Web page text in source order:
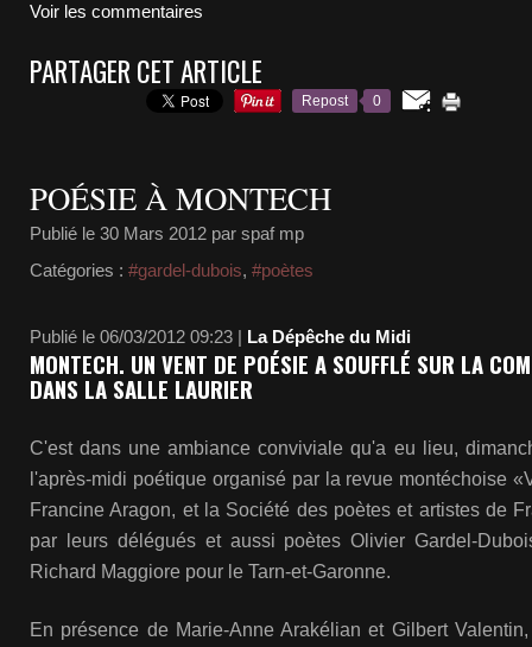
Voir les commentaires
PARTAGER CET ARTICLE
Repost 0
POÉSIE À MONTECH
Publié le 30 Mars 2012 par spaf mp
Catégories : #gardel-dubois, #poètes
Publié le 06/03/2012 09:23 | La Dépêche du Midi
MONTECH. UN VENT DE POÉSIE A SOUFFLÉ SUR LA
DANS LA SALLE LAURIER
C'est dans une ambiance conviviale qu'a eu lieu,
l'après-midi poétique organisé par la revue montéchoise
Francine Aragon, et la Société des poètes et artistes de
par leurs délégués et aussi poètes Olivier Gardel-
Richard Maggiore pour le Tarn-et-Garonne.
En présence de Marie-Anne Arakélian et Gilbert